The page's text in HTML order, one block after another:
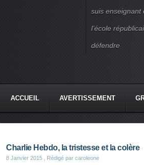
suis enseignant
l’école
défendre
ACCUEIL AVERTISSEMENT
Charlie Hebdo, la tristesse et la colère
8 Janvier 2015 , Rédigé par caroleone